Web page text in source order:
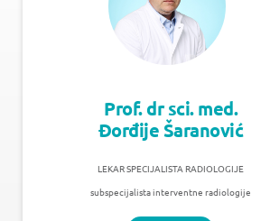
Prof. dr sci. med.
Đorđije Šaranović
LEKAR SPECIJALISTA RADIOLOGIJE
subspecijalista interventne radiologije